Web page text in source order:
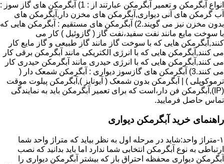
انواع آبگرمکن و تعمیر آبگرمکن عبارتند از : 1) آبگرمکن های گاز سوز :
آب گرمکن های آنی دیواری,آبگرمکن های مخزن دار,آبگرمکن های
بدون مخزن نیز می گویند.2) آبگرمکن های مستقیم : آبگرمکن هایی که
با سوخت مایع مانند نفت سفید،نفت گاز ( گازوئیل ) کار می
کنند,آبگرمکن هایی که با سوخت گاز مانند گاز طبیعی و گاز مایع کار
می کنند,آبگرمکن هایی که با انرژی الکتریکی مانند آبگرمکن برقی کار
می کنند,آبگرمکن هایی که با انرژی حیدری مانند آبگرمکن حیدری کار
می کنند.3) آبگرمکن های گازسوز دیواری : آبگرمکن شمعک دار (
ترموکوپلی ) | آبگرمکن بدون شمعک ( آیونایز ),آبگرمکن پیلوت موقت
(IP),آبگرمکن فن دار،است که برای تعمیر آبگرمکن باید به نمایندگی
تماس حاصل فرمایید.
راهنمای خرید آبگرمکن دیواری
۱-متراژ واحد:شاید در مرحله اول به نظر بیاید که متراژ واحد شما
ارتباطی به نوع آبگرمکن انتخابی شما ندارد اما باید بدانید که نصب
آبگرمکن دیواری محفظه احتراق باز که بیشتر آبگرمکن دیواری را